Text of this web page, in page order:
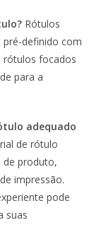
Rótulos
definido com
rótulos focados
para a
adequado
de rótulo
de produto,
impressão.
pode
suas